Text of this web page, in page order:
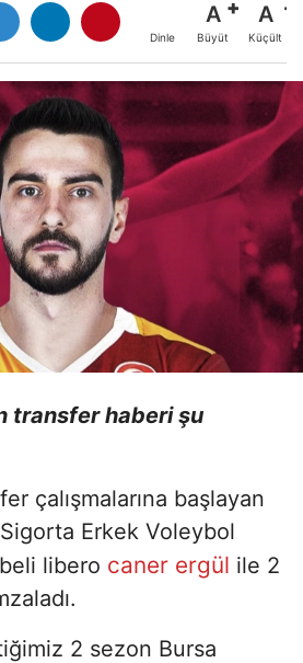
Dinle
A
Büyüt
A
Küçült
transfer haberi şu
çalışmalarına başlayan
Erkek Voleybol
libero caner ergül ile 2
2 sezon Bursa